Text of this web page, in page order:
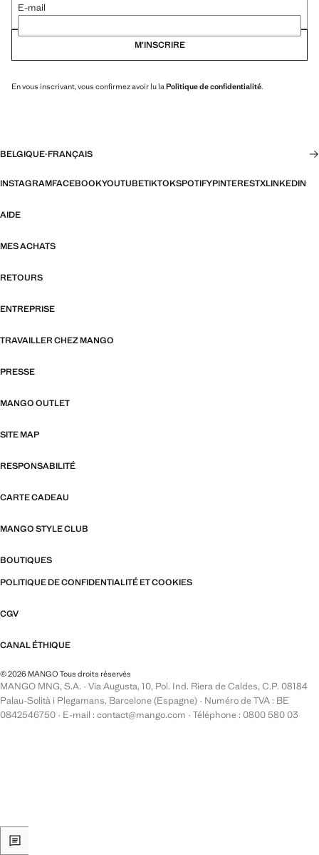
E-mail
M’INSCRIRE
En vous inscrivant, vous confirmez avoir lu la Politique de confidentialité.
BELGIQUE·FRANÇAIS
INSTAGRAMFACEBOOKYOUTUBETIKTOKSPOTIFYPINTERESTXLINKEDIN
AIDE
MES ACHATS
RETOURS
ENTREPRISE
TRAVAILLER CHEZ MANGO
PRESSE
MANGO OUTLET
SITE MAP
RESPONSABILITÉ
CARTE CADEAU
MANGO STYLE CLUB
BOUTIQUES
POLITIQUE DE CONFIDENTIALITÉ ET COOKIES
CGV
CANAL ÉTHIQUE
© 2026 MANGO Tous droits réservés
MANGO MNG, S.A. · Via Augusta, 10, Pol. Ind. Riera de Caldes, C.P. 08184
Palau-Solità i Plegamans, Barcelone (Espagne) · Numéro de TVA : BE
0842546750 · E-mail : contact@mango.com · Téléphone : 0800 580 03